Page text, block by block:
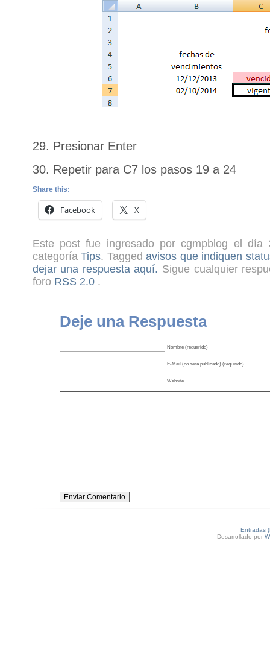
29. Presionar Enter
30. Repetir para C7 los pasos 19 a 24
Share this:
Facebook X
Este post fue ingresado por cgmpblog el
categoríaTips. Taggedavisos que indiquen
dejar una respuesta aquí. Sigue cualquier
foro RSS 2.0.
Deje una Respuesta
Nombre (requerido)
E-Mail (no será publicado) (requirido)
Website
Entradas
Desarrollado por